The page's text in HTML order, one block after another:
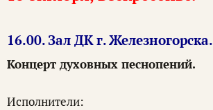
16.00. Зал ДК г. Железногорска.
Концерт духовных песнопений.
Исполнители: